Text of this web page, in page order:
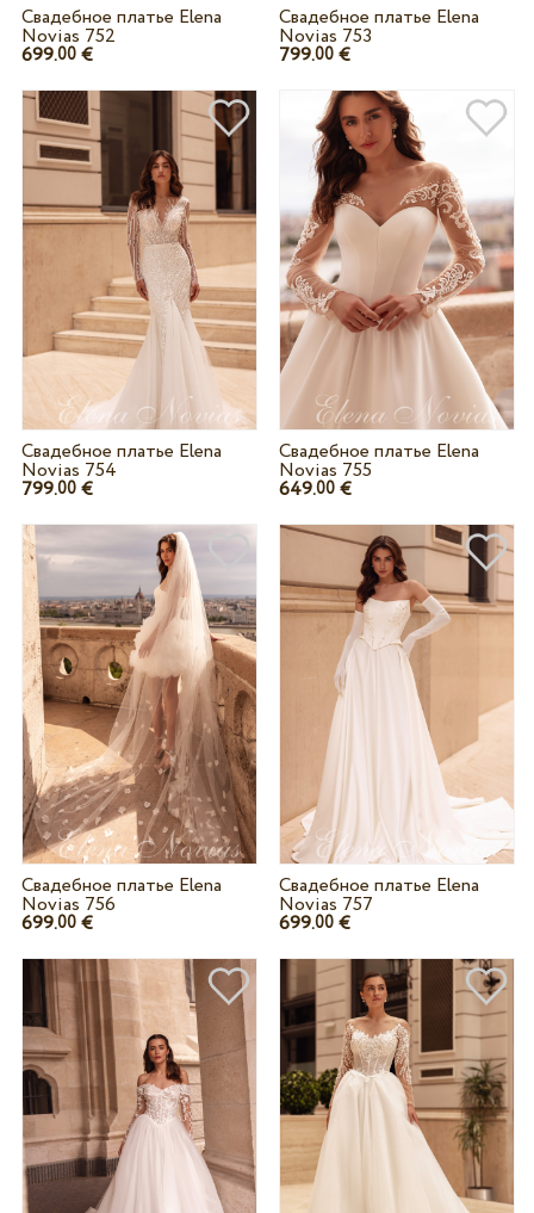
Свадебное платье Elena
Novias 752
699.00€
Свадебное платье Elena
Novias 753
799.00 €
Свадебное платье Elena
Novias 754
799.00€
Свадебное платье Elena
Novias 755
649.00 €
Свадебное платье Elena
Novias 756
699.00€
Свадебное платье Elena
Novias 757
699.00 €